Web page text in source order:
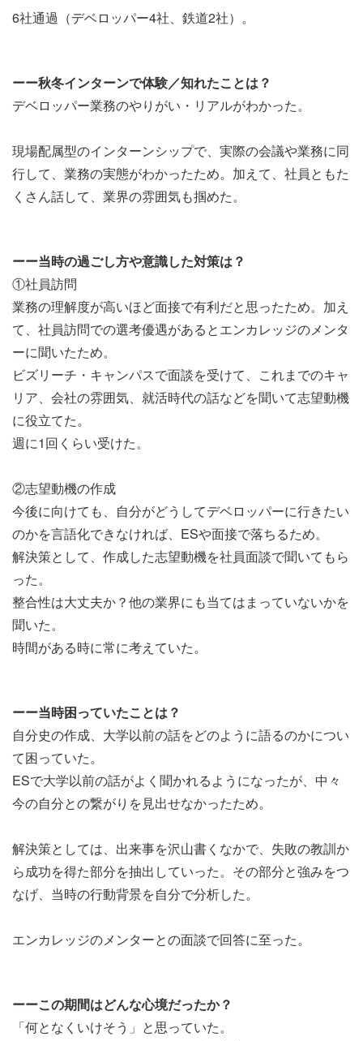
6社通過（デベロッパー4社、鉄道2社）。
ーー秋冬インターンで体験／知れたことは？
デベロッパー業務のやりがい・リアルがわかった。
現場配属型のインターンシップで、実際の会議や業務に同
行して、業務の実態がわかったため。加えて、社員ともた
くさん話して、業界の雰囲気も掴めた。
ーー当時の過ごし方や意識した対策は？
①社員訪問
業務の理解度が高いほど面接で有利だと思ったため。加え
て、社員訪問での選考優遇があるとエンカレッジのメンタ
ーに聞いたため。
ビズリーチ・キャンパスで面談を受けて、これまでのキャ
リア、会社の雰囲気、就活時代の話などを聞いて志望動機
に役立てた。
週に1回くらい受けた。
②志望動機の作成
今後に向けても、自分がどうしてデベロッパーに行きたい
のかを言語化できなければ、ESや面接で落ちるため。
解決策として、作成した志望動機を社員面談で聞いてもら
った。
整合性は大丈夫か？他の業界にも当てはまっていないかを
聞いた。
時間がある時に常に考えていた。
ーー当時困っていたことは？
自分史の作成、大学以前の話をどのように語るのかについ
て困っていた。
ESで大学以前の話がよく聞かれるようになったが、中々
今の自分との繋がりを見出せなかったため。
解決策としては、出来事を沢山書くなかで、失敗の教訓か
ら成功を得た部分を抽出していった。その部分と強みをつ
なげ、当時の行動背景を自分で分析した。
エンカレッジのメンターとの面談で回答に至った。
ーーこの期間はどんな心境だったか？
「何となくいけそう」と思っていた。